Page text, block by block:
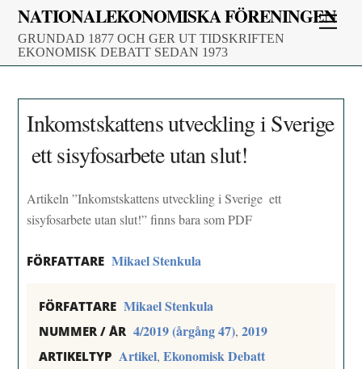
Skip
content
NATIONALEKONOMISKA FÖRENINGEN
GRUNDAD 1877 OCH GER UT TIDSKRIFTEN
EKONOMISK DEBATT SEDAN 1973
Inkomstskattens utveckling i Sverige
 ett sisyfosarbete utan slut!
Artikeln ”Inkomstskattens utveckling i Sverige  ett
sisyfosarbete utan slut!” finns bara som PDF
FÖRFATTARE Mikael Stenkula
FÖRFATTARE Mikael Stenkula
NUMMER / ÅR 4/2019 (årgång 47),2019
ARTIKELTYP Artikel,Ekonomisk Debatt